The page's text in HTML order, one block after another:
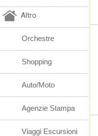
Altro
Orchestre
Shopping
Auto/Moto
Agenzie Stampa
Viaggi Escursioni